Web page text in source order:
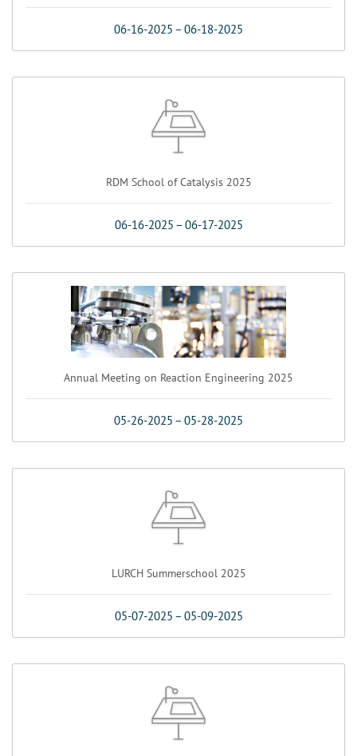
06-16-2025 –06-18-2025
RDM School of Catalysis 2025
06-16-2025 –06-17-2025
Annual Meeting on Reaction Engineering 2025
05-26-2025 –05-28-2025
LURCH Summerschool 2025
05-07-2025 –05-09-2025